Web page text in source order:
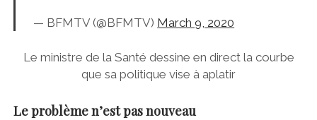
— BFMTV (@BFMTV) March 9, 2020
Le ministre de la Santé dessine en direct la courbe
que sa politique vise à aplatir
Le problème n’est pas nouveau